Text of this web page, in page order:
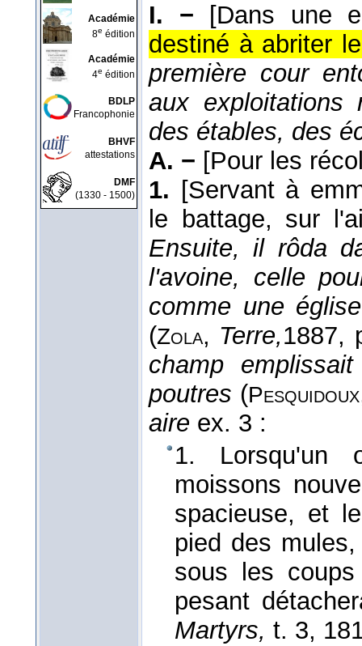
Académie
8e édition
Académie
4e édition
BDLP
Francophonie
BHVF
attestations
DMF
(1330 - 1500)
I. −
[Dans une
destiné à abriter
première cour
aux exploitations
des étables, des
A. − [Pour les
1. [Servant à
le battage, sur
Ensuite, il rôda
l'avoine, celle
comme une
(Zola, Terre,1887,
champ
poutres (Pesquidoux
aire ex. 3 :
1. Lorsqu'un
moissons
spacieuse, et
pied des
sous les
pesant
Martyrs, t. 3,